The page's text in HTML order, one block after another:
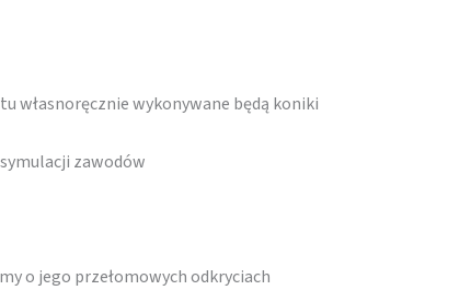
własnoręcznie wykonywane będą koniki
zawodów
o jego przełomowych odkryciach